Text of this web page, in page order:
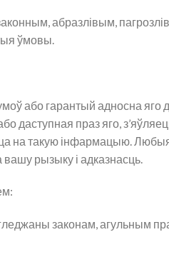
абразлівым,
ўмовы.
або гарантый адносна яго
даступная праз яго,
на такую ​​інфармацыю.
рызыку і адказнасць.
законам, агульным